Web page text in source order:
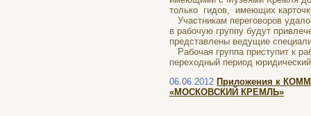
только гидов, имеющих
Участникам переговоров
в рабочую группу будут
представлены ведущие
Рабочая группа приступит к
переходный период
06.06.2012 Приложения к
«МОСКОВСКИЙ КРЕМЛЬ»